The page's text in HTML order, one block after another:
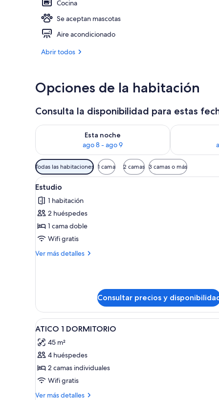
Cocina
Se aceptan mascotas
Aire acondicionado
Abrir todos
Opciones de la habitación
Consulta la disponibilidad para estas
Esta noche
ago 8 - ago 9
Consulta la disponibilidad para esta noche, ago 8 -
Consulta la
Filtros
disponibles
para
las
habitaciones
Todas las habitaciones 1 cama 2 camas 3 camas o más
Abrir
todas
las
fotos
de
Estudio
Una habitación de hotel con
6
Estudio
1 habitación
2 huéspedes
1 cama doble
Wifi gratis
Ver más detalles
Más
Consultar precios y
Abrir
todas
las
fotos
de
ATICO
1
Caja fuerte, cortinas opacas,
6
ATICO 1 DORMITORIO
45 m²
4 huéspedes
2 camas individuales
Wifi gratis
Ver más detalles
Más